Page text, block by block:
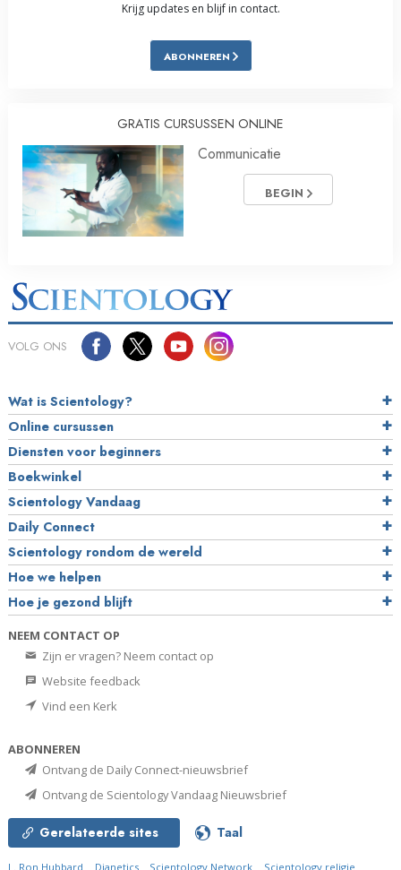
Krijg updates en blijf in contact.
ABONNEREN
GRATIS CURSUSSEN ONLINE
Communicatie
BEGIN
VOLG ONS
Wat is Scientology?
Online cursussen
Diensten voor beginners
Boekwinkel
Scientology Vandaag
Daily Connect
Scientology rondom de wereld
Hoe we helpen
Hoe je gezond blijft
NEEM CONTACT OP
Zijn er vragen? Neem contact op
Website feedback
Vind een Kerk
ABONNEREN
Ontvang de Daily Connect-nieuwsbrief
Ontvang de Scientology Vandaag Nieuwsbrief
Gerelateerde sites Taal
L. Ron Hubbard Dianetics Scientology Network Scientology religie